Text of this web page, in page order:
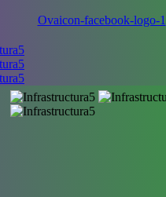
Ovaicon-facebook-logo-1